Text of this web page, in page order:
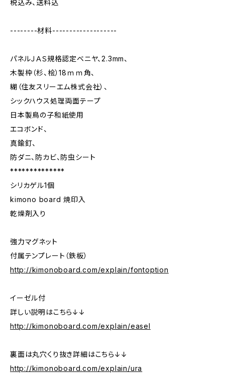
税込み、送料込
--------材料-------------------
パネルＪＡＳ規格認定ベニヤ、2.3mm、
木製枠（杉、桧）18ｍｍ角、
糊（住友スリーエム株式会社）、
シックハウス処理両面テープ
日本製鳥の子和紙使用
エコボンド、
真鍮釘、
防ダニ、防カビ、防虫シート
**************
シリカゲル1個
kimono board 焼印入
乾燥剤入り
強力マグネット
付属テンプレート（鉄板）
http://kimonoboard.com/explain/fontoption
イーゼル付
詳しい説明はこちら↓↓
http://kimonoboard.com/explain/easel
裏面は丸穴くり抜き詳細はこちら↓↓
http://kimonoboard.com/explain/ura